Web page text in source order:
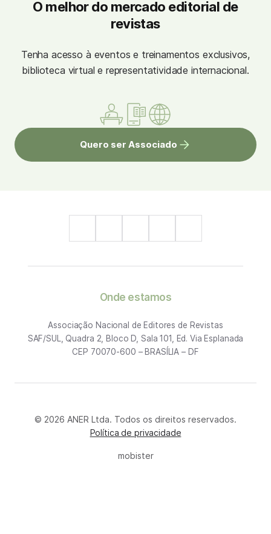
O melhor do mercado editorial de
revistas
Tenha acesso à eventos e treinamentos exclusivos,
biblioteca virtual e representatividade internacional.
Quero ser Associado
Onde estamos
Associação Nacional de Editores de Revistas
SAF/SUL, Quadra 2, Bloco D, Sala 101, Ed. Via Esplanada
CEP 70070-600 – BRASÍLIA – DF
© 2026 ANER Ltda. Todos os direitos reservados.
Política de privacidade
mobister